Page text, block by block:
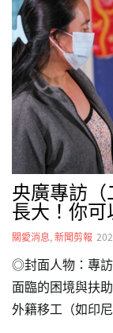
他們在人生起點
義診結束後，孩
如果醫療能舒緩
柔回應他們內心
媽與夥伴的協助
並在耶誕節前夕，
央廣專訪
長大！你
關愛消息, 新聞剪報
◎封面人物：專
面臨的困境與扶
外籍移工（如印